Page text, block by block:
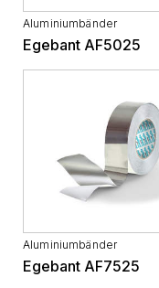
Aluminiumbänder
Egebant AF5025
Aluminiumbänder
Egebant AF7525